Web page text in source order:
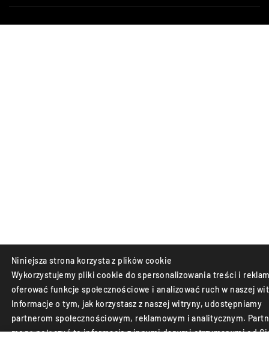
Niniejsza strona korzysta z plików cookie
Wykorzystujemy pliki cookie do spersonalizowania treści i
oferować funkcje społecznościowe i analizować ruch w naszej
Informacje o tym, jak korzystasz z naszej witryny, udostępniamy
partnerom społecznościowym, reklamowym i analitycznym.
mogą połączyć te informacje z innymi danymi otrzymanymi od